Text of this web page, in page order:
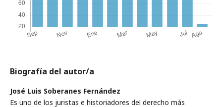
Biografía del autor/a
José Luis Soberanes Fernández
Es uno de los juristas e historiadores del derecho más